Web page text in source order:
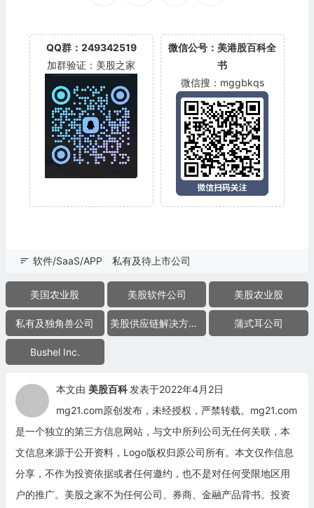
QQ群：249342519
加群验证：美股之家
微信公号：美港股百科全
书
微信搜：mggbkqs
软件/SaaS/APP 私有及待上市公司
美国农业股 美股软件公司 美股农业股
私有及独角兽公司 美股供应链解决方案公司 蒲式耳公司
Bushel Inc.
本文由 美股百科 发表于2022年4月2日
mg21.com原创发布，未经授权，严禁转载。mg21.com
是一个独立的第三方信息网站，与文中所列公司无任何关联，本
文信息来源于公开资料，Logo版权归原公司所有。本文仅作信息
分享，不作为投资依据或者任何邀约，也不是对任何受限地区用
户的推广。美股之家不为任何公司、券商、金融产品背书。投资